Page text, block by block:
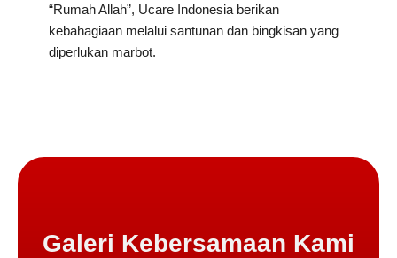
“Rumah Allah”, Ucare Indonesia berikan
kebahagiaan melalui santunan dan bingkisan yang
diperlukan marbot.
Galeri Kebersamaan Kami